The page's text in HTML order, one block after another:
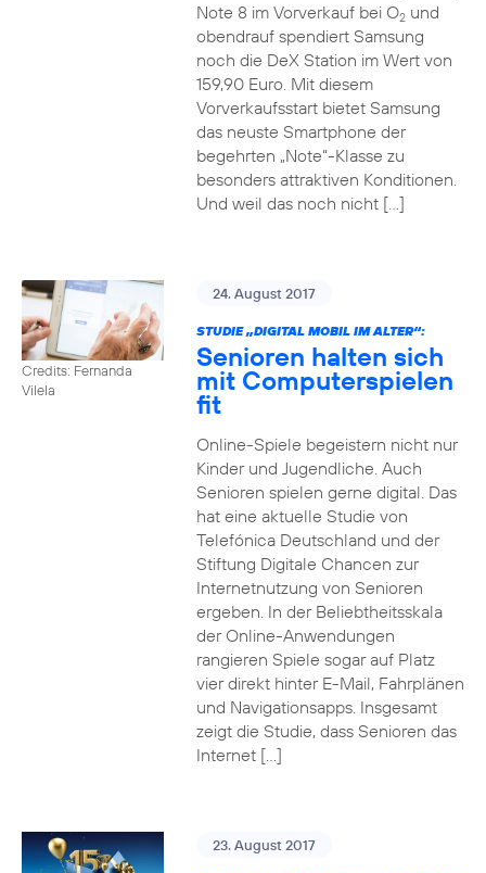
Note 8 im Vorverkauf bei O2und
obendrauf spendiert Samsung
noch die DeX Station im Wert von
159,90 Euro. Mit diesem
Vorverkaufsstart bietet Samsung
das neuste Smartphone der
begehrten „Note“-Klasse zu
besonders attraktiven Konditionen.
Und weil das noch nicht […]
Credits: Fernanda
Vilela
24. August 2017
STUDIE „DIGITAL MOBIL IM ALTER“:
Senioren halten sich
mit Computerspielen
fit
Online-Spiele begeistern nicht nur
Kinder und Jugendliche. Auch
Senioren spielen gerne digital. Das
hat eine aktuelle Studie von
Telefónica Deutschland und der
Stiftung Digitale Chancen zur
Internetnutzung von Senioren
ergeben. In der Beliebtheitsskala
der Online-Anwendungen
rangieren Spiele sogar auf Platz
vier direkt hinter E-Mail, Fahrplänen
und Navigationsapps. Insgesamt
zeigt die Studie, dass Senioren das
Internet […]
23. August 2017